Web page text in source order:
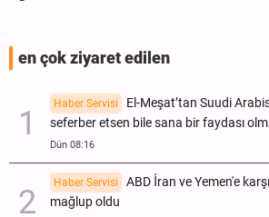
en çok ziyaret edilen
Haber Servisi
El-Meşat’tan Suudi
seferber etsen bile sana bir faydası
Dün 08:16
Haber Servisi
ABD İran ve Yemen'e
mağlup oldu